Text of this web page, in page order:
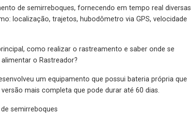
de semirreboques, fornecendo em tempo real diversas
localização, trajetos, hubodômetro via GPS, velocidade
como realizar o rastreamento e saber onde se
o Rastreador?
um equipamento que possui bateria própria que
mais completa que pode durar até 60 dias.
semirreboques